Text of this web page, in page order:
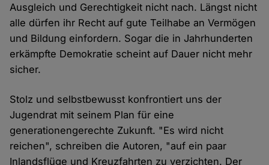
Ausgleich und Gerechtigkeit nicht nach. Längst nicht
alle dürfen ihr Recht auf gute Teilhabe an Vermögen
und Bildung einfordern. Sogar die in Jahrhunderten
erkämpfte Demokratie scheint auf Dauer nicht mehr
sicher.
Stolz und selbstbewusst konfrontiert uns der
Jugendrat mit seinem Plan für eine
generationengerechte Zukunft. "Es wird nicht
reichen", schreiben die Autoren, "auf ein paar
Inlandsflüge und Kreuzfahrten zu verzichten. Der